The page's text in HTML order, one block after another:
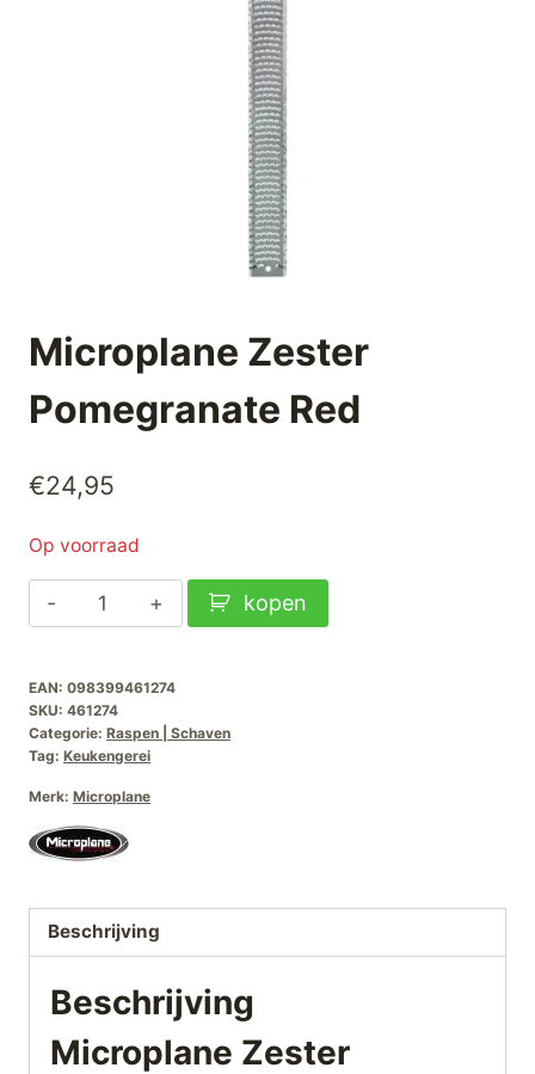
Microplane Zester
Pomegranate Red
€24,95
Op voorraad
Microplane
Zester
Red
aantal
kopen
EAN: 098399461274
SKU: 461274
Categorie: Raspen | Schaven
Tag: Keukengerei
Merk: Microplane
Beschrijving
Beschrijving
Microplane Zester